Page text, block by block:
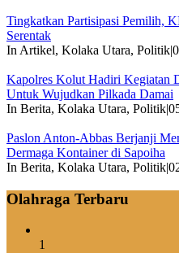
Tingkatkan Partisipasi Pemilih,
Serentak
In Artikel, Kolaka Utara, Politik|
Kapolres Kolut Hadiri Kegiatan
Untuk Wujudkan Pilkada Damai
In Berita, Kolaka Utara, Politik|
Paslon Anton-Abbas Berjanji
Dermaga Kontainer di Sapoiha
In Berita, Kolaka Utara, Politik|
Olahraga Terbaru
1